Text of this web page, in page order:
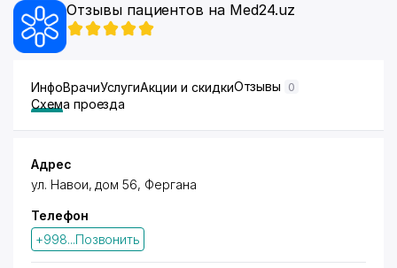
Отзывы пациентов на Med24.uz
ИнфоВрачиУслугиАкции и скидкиОтзывы 0
Схема проезда
Адрес
ул. Навои, дом 56, Фергана
Телефон
+998...Позвонить